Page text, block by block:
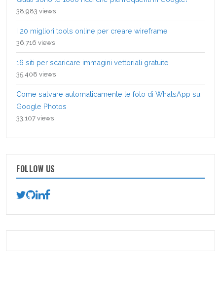
38,983 views
I 20 migliori tools online per creare wireframe
36,716 views
16 siti per scaricare immagini vettoriali gratuite
35,408 views
Come salvare automaticamente le foto di WhatsApp su
Google Photos
33,107 views
FOLLOW US